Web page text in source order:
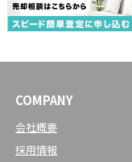
COMPANY
会社概要
採用情報